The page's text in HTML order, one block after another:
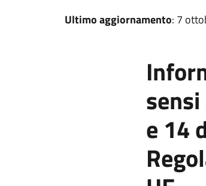
Ultimo aggiornamento: 7
e 14